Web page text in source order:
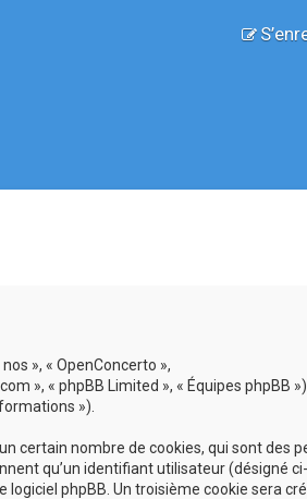
», « OpenConcerto »,
», « phpBB Limited », « Équipes phpBB
»).
certain nombre de cookies, qui sont des
qu’un identifiant utilisateur (désigné
phpBB. Un troisième cookie sera